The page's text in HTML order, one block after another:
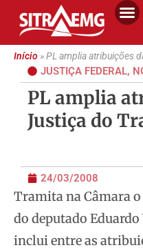
Início»PL amplia atribuições
JUSTIÇA FEDERAL,
PL amplia
Justiça do
24/03/2008
Tramita na Câmara o
do deputado Eduardo
inclui entre as